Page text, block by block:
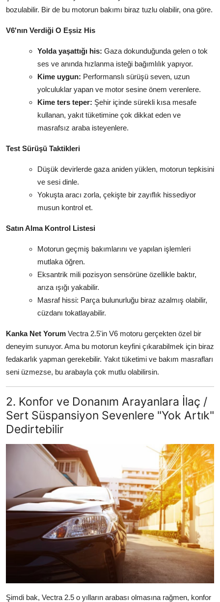
bozulabilir. Bir de bu motorun bakımı biraz tuzlu olabilir, ona göre.
V6'nın Verdiği O Eşsiz His
Yolda yaşattığı his: Gaza dokunduğunda gelen o tok
ses ve anında hızlanma isteği bağımlılık yapıyor.
Kime uygun: Performanslı sürüşü seven, uzun
yolculuklar yapan ve motor sesine önem verenlere.
Kime ters teper: Şehir içinde sürekli kısa mesafe
kullanan, yakıt tüketimine çok dikkat eden ve
masrafsız araba isteyenlere.
Test Sürüşü Taktikleri
Düşük devirlerde gaza aniden yüklen, motorun tepkisini
ve sesi dinle.
Yokuşta aracı zorla, çekişte bir zayıflık hissediyor
musun kontrol et.
Satın Alma Kontrol Listesi
Motorun geçmiş bakımlarını ve yapılan işlemleri
mutlaka öğren.
Eksantrik mili pozisyon sensörüne özellikle baktır,
arıza ışığı yakabilir.
Masraf hissi: Parça bulunurluğu biraz azalmış olabilir,
cüzdanı tokatlayabilir.
Kanka Net Yorum Vectra 2.5'in V6 motoru gerçekten özel bir
deneyim sunuyor. Ama bu motorun keyfini çıkarabilmek için biraz
fedakarlık yapman gerekebilir. Yakıt tüketimi ve bakım masrafları
seni üzmezse, bu arabayla çok mutlu olabilirsin.
2. Konfor ve Donanım Arayanlara İlaç /
Sert Süspansiyon Sevenlere "Yok Artık"
Dedirtebilir
Şimdi bak, Vectra 2.5 o yılların arabası olmasına rağmen, konfor